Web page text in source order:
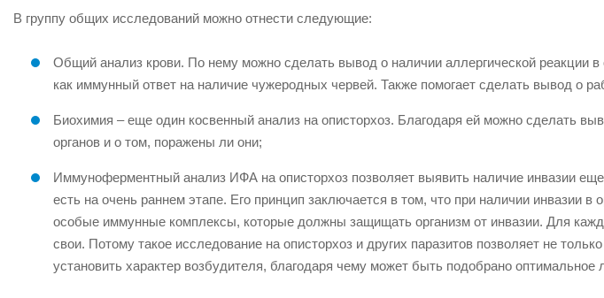
В группу общих исследований можно отнести следующие:
Общий анализ крови. По нему можно сделать вывод о наличии аллергической реакции в
как иммунный ответ на наличие чужеродных червей. Также помогает сделать вывод о
Биохимия – еще один косвенный анализ на описторхоз. Благодаря ей можно сделать
органов и о том, поражены ли они;
Иммуноферментный анализ ИФА на описторхоз позволяет выявить наличие инвазии еще
есть на очень раннем этапе. Его принцип заключается в том, что при наличии инвазии в
особые иммунные комплексы, которые должны защищать организм от инвазии. Для
свои. Потому такое исследование на описторхоз и других паразитов позволяет не
установить характер возбудителя, благодаря чему может быть подобрано оптимальное